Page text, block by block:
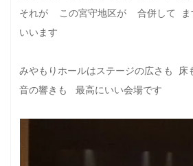
それが この宮守地区が 合併して ま
いいます
みやもりホールはステージの広さも
音の響きも 最高にいい会場です